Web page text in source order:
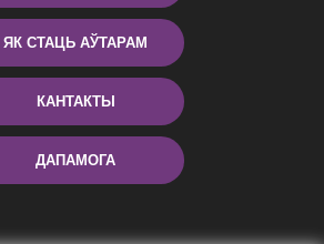
ЯК СТАЦЬ АЎТАРАМ
КАНТАКТЫ
ДАПАМОГА